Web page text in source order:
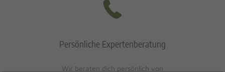
Persönliche Expertenberatung
Wir beraten dich persönlich von